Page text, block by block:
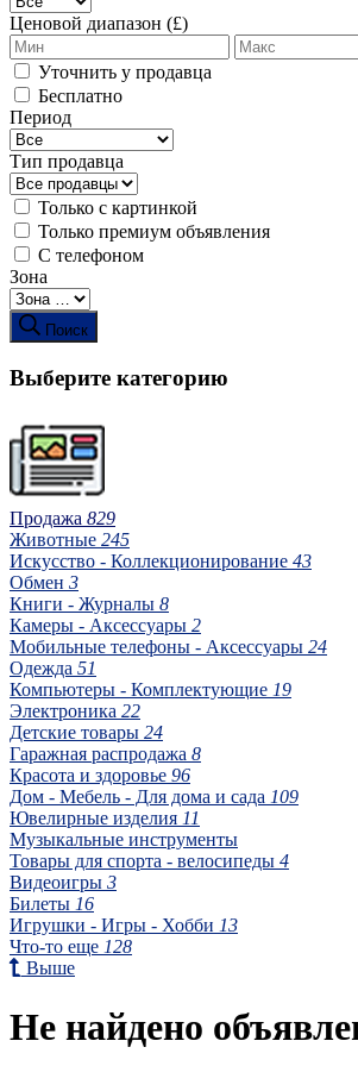
Ценовой диапазон (£)
Уточнить у продавца
Бесплатно
Период
Тип продавца
Только с картинкой
Только премиум объявления
С телефоном
Зона
Поиск
Выберите категорию
Продажа 829
Животные 245
Искусство - Коллекционирование 43
Обмен 3
Книги - Журналы 8
Камеры - Аксессуары 2
Мобильные телефоны - Аксессуары 24
Одежда 51
Компьютеры - Комплектующие 19
Электроника 22
Детские товары 24
Гаражная распродажа 8
Красота и здоровье 96
Дом - Мебель - Для дома и сада 109
Ювелирные изделия 11
Музыкальные инструменты
Товары для спорта - велосипеды 4
Видеоигры 3
Билеты 16
Игрушки - Игры - Хобби 13
Что-то еще 128
Выше
Не найдено